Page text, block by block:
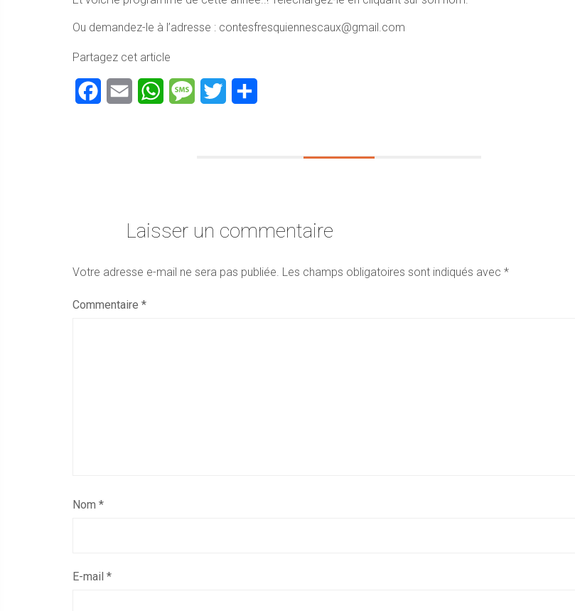
Ou demandez-le à l’adresse : contesfresquiennescaux@gmail.com
Partagez cet article
Facebook
Email WhatsAppMessageTwitter
Laisser un commentaire
Votre adresse e-mail ne sera pas publiée. Les champs obligatoires sont indiqués avec *
Commentaire *
Nom *
E-mail *